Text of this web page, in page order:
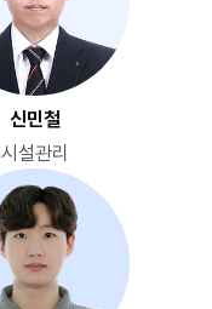
신민철
시설관리